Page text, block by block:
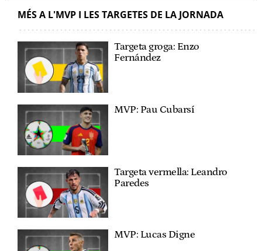
MÉS A L'MVP I LES TARGETES DE LA JORNADA
Targeta groga: Enzo
Fernández
MVP: Pau Cubarsí
Targeta vermella: Leandro
Paredes
MVP: Lucas Digne